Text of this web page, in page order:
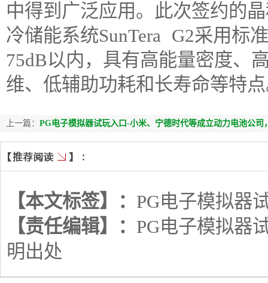
中得到广泛应用。此次签约的
冷储能系统SunTera G2采用标
75dB以内，具有高能量密度、
维、低辅助功耗和长寿命等特
上一篇： PG电子模拟器试玩入口-小米、宁德时代等成立动力电池公司
【本文标签】： PG电子模拟器
【责任编辑】： PG电子模拟器
明出处